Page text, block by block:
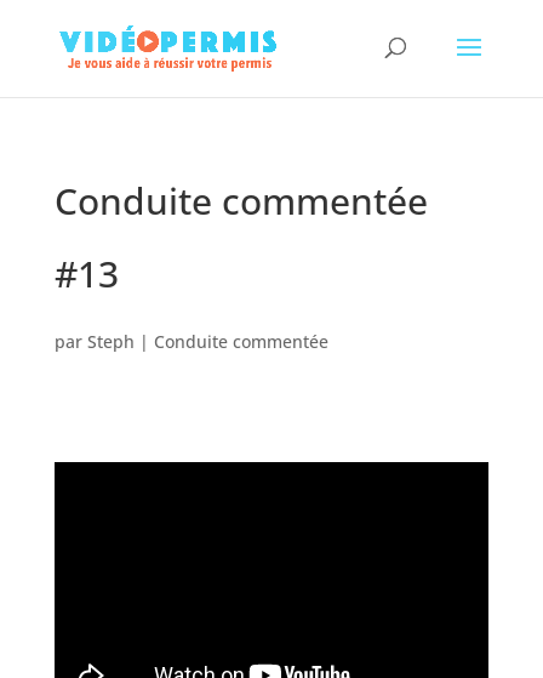
Conduite commentée
#13
par Steph | Conduite commentée